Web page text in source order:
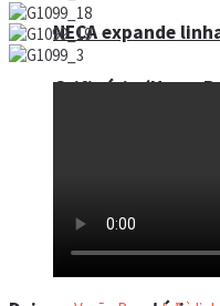
Grifinória (Harry
NECA expande